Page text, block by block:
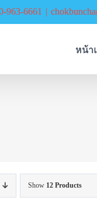
963-6661 |
หน้า
Show 12 Products